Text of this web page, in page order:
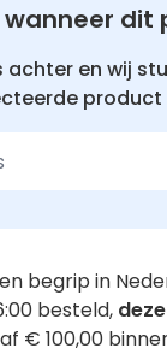
dit
en wij
begrip in
besteld,
€ 100,00